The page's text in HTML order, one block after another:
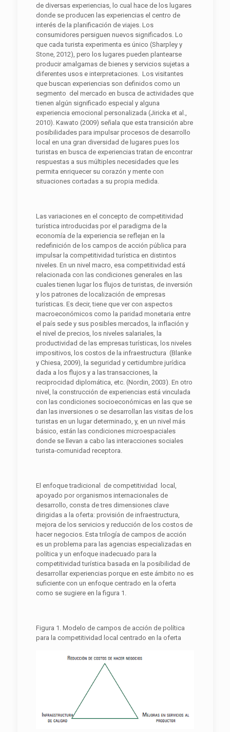
de diversas experiencias, lo cual hace de los lugares
donde se producen las experiencias el centro de
interés de la planificación de viajes. Los
consumidores persiguen nuevos significados. Lo
que cada turista experimenta es único (Sharpley y
Stone, 2012), pero los lugares pueden plantearse
producir amalgamas de bienes y servicios sujetas a
diferentes usos e interpretaciones. Los visitantes
que buscan experiencias son definidos como un
segmento del mercado en busca de actividades que
tienen algún significado especial y alguna
experiencia emocional personalizada (Jiricka et al.,
2010). Kawato (2009) señala que esta transición abre
posibilidades para impulsar procesos de desarrollo
local en una gran diversidad de lugares pues los
turistas en busca de experiencias tratan de encontrar
respuestas a sus múltiples necesidades que les
permita enriquecer su corazón y mente con
situaciones cortadas a su propia medida.
Las variaciones en el concepto de competitividad
turística introducidas por el paradigma de la
economía de la experiencia se reflejan en la
redefinición de los campos de acción pública para
impulsar la competitividad turística en distintos
niveles. En un nivel macro, esa competitividad está
relacionada con las condiciones generales en las
cuales tienen lugar los flujos de turistas, de inversión
y los patrones de localización de empresas
turísticas. Es decir, tiene que ver con aspectos
macroeconómicos como la paridad monetaria entre
el país sede y sus posibles mercados, la inflación y
el nivel de precios, los niveles salariales, la
productividad de las empresas turísticas, los niveles
impositivos, los costos de la infraestructura (Blanke
y Chiesa, 2009), la seguridad y certidumbre jurídica
dada a los flujos y a las transacciones, la
reciprocidad diplomática, etc. (Nordin, 2003). En otro
nivel, la construcción de experiencias está vinculada
con las condiciones socioeconómicas en las que se
dan las inversiones o se desarrollan las visitas de los
turistas en un lugar determinado, y, en un nivel más
básico, están las condiciones microespaciales
donde se llevan a cabo las interacciones sociales
turista-comunidad receptora.
El enfoque tradicional de competitividad local,
apoyado por organismos internacionales de
desarrollo, consta de tres dimensiones clave
dirigidas a la oferta: provisión de infraestructura,
mejora de los servicios y reducción de los costos de
hacer negocios. Esta trilogía de campos de acción
es un problema para las agencias especializadas en
política y un enfoque inadecuado para la
competitividad turística basada en la posibilidad de
desarrollar experiencias porque en este ámbito no es
suficiente con un enfoque centrado en la oferta
como se sugiere en la figura 1.
Figura 1. Modelo de campos de acción de política
para la competitividad local centrado en la oferta